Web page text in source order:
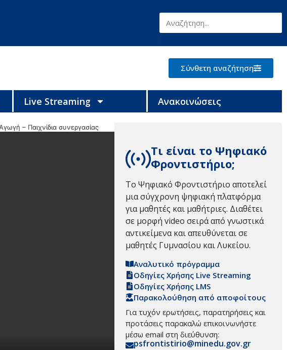
Σύνθετη αναζήτηση
Live Streaming Ανακοινώσεις
– Παιχνίδια συνεργασίας
Τι είναι το Ψηφιακό
Φροντιστήριο;
Το Ψηφιακό Φροντιστήριο αποτελεί
μια σύγχρονη ψηφιακή πλατφόρμα
για μαθητές και μαθήτριες. Διαθέτει
σε μορφή video σειρά από γνωστικά
αντικείμενα και απευθύνεται σε
μαθητές Γυμνασίου και Λυκείου.
Αναλυτικό πρόγραμμα
Οδηγίες Χρήσης Live Streaming
Οδηγίες Χρήσης LMS
Παρακολούθηση από αποφοίτους
Για τυχόν ερωτήσεις, παρατηρήσεις και
προτάσεις παρακαλώ επικοινωνήστε
μέσω email στη διεύθυνση:
psfrontistirio@minedu.gov.gr